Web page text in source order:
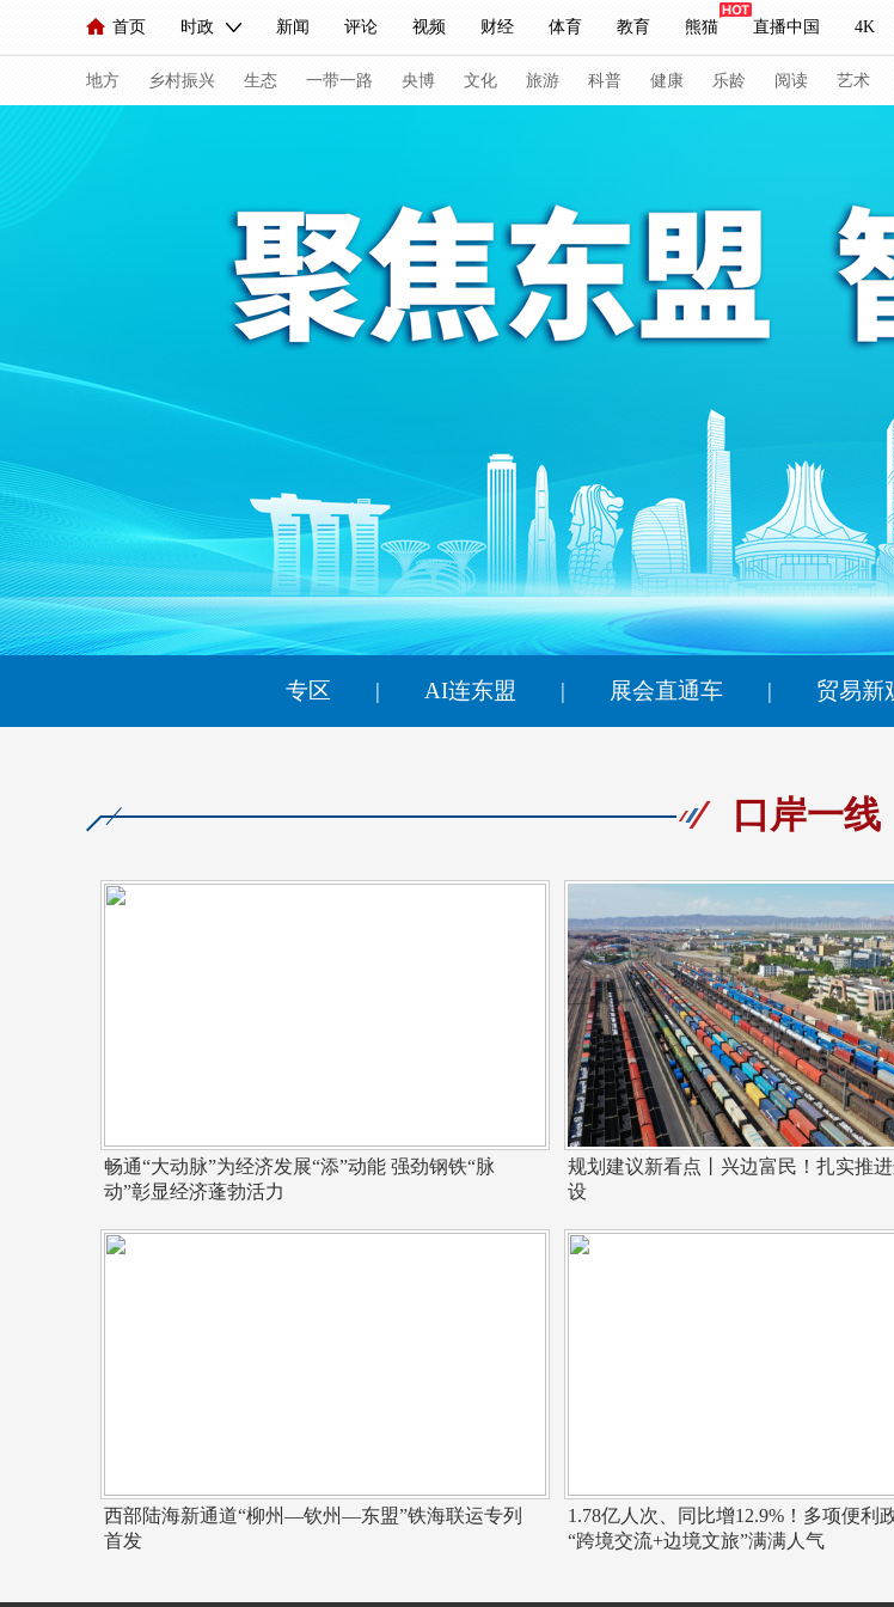
首页 时政 新闻 评论 视频 财经 体育 教育 熊猫 直播中国 4K
人民领袖习近平 联播+ 中国领导人 央视快评 习式妙语 热解读 天天学习
直播 栏目大全 节目单 听音 微视频 主持人 下载央视影音
海外频道 iPanda English Монгол
地方 乡村振兴 生态 一带一路 央博 文化 旅游 科普 健康 乐龄 阅读 艺术
国内 国际 评论 经济 军事 文娱 人物 公益 图
人民领袖习近平 联播+ 热解读 天天学习 习式妙语 央视快评 央视网评 光华
前线
2026年世界杯 2026年冬奥会 国足
VIP会员 CCTV奥林匹克频道 生活体育大会 体育江湖 文化体育 冰雪道路 足球
财经 教育 乡村振兴 生态环境 一带一路 央博 非遗 文化 旅游 科普
大国智造 大国展会 大国保险 云顶对话 云起 超级工厂 智敬中国 全民健康
专区 | AI连东盟 | 展会直通车 | 贸易新
口岸一线
畅通“大动脉”为经济发展“添”动能 强劲钢铁“脉
动”彰显经济蓬勃活力
规划建议新看点丨兴边富民！扎实推
设
西部陆海新通道“柳州—钦州—东盟”铁海联运专列
首发
1.78亿人次、同比增12.9%！多项便利
“跨境交流+边境文旅”满满人气